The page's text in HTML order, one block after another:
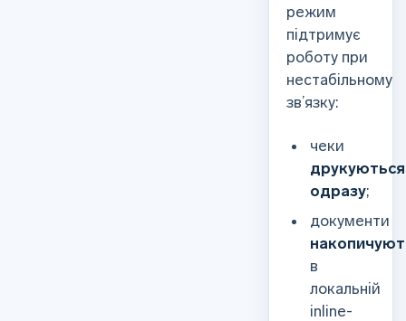
режим
підтримує
роботу при
нестабільному
зв’язку:
чеки
друкуються
одразу;
документи
в
локальній
inline-